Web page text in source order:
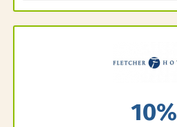
10%